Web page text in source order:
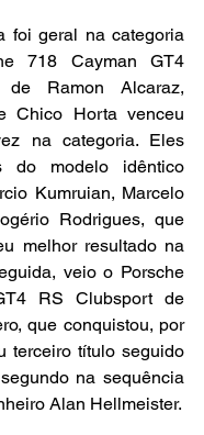
foi geral na categoria
718 Cayman GT4
Ramon Alcaraz,
Chico Horta venceu
na categoria. Eles
do modelo idêntico
Kumruian, Marcelo
Rodrigues, que
melhor resultado na
veio o Porsche
RS Clubsport de
que conquistou, por
terceiro título seguido
na sequência
Alan Hellmeister.